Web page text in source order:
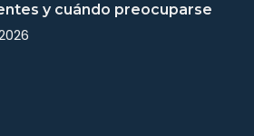
y cuándo preocuparse